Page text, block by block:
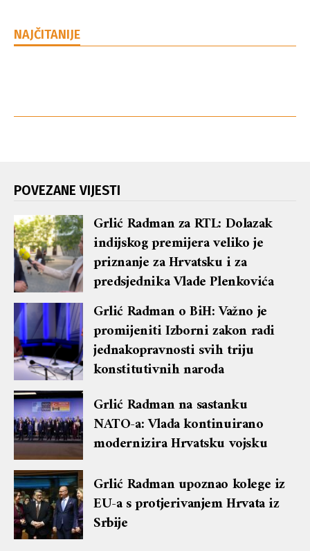
NAJČITANIJE
POVEZANE VIJESTI
Grlić Radman za RTL: Dolazak
indijskog premijera veliko je
priznanje za Hrvatsku i za
predsjednika Vlade Plenkovića
Grlić Radman o BiH: Važno je
promijeniti Izborni zakon radi
jednakopravnosti svih triju
konstitutivnih naroda
Grlić Radman na sastanku
NATO-a: Vlada kontinuirano
modernizira Hrvatsku vojsku
Grlić Radman upoznao kolege iz
EU-a s protjerivanjem Hrvata iz
Srbije